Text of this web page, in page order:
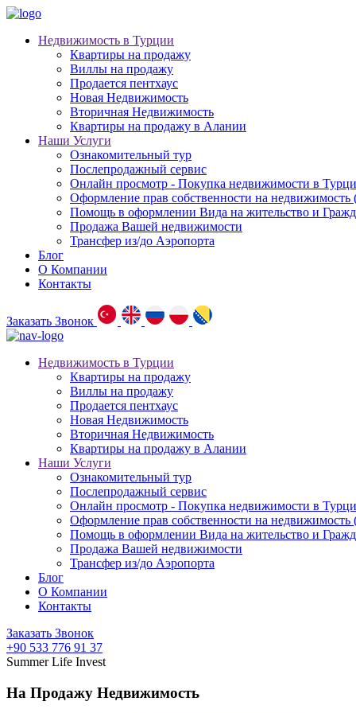
Недвижимость в Турции
Квартиры на продажу
Виллы на продажу
Продается пентхаус
Новая Недвижимость
Вторичная Недвижимость
Квартиры на продажу в Алании
Наши Услуги
Ознакомительный тур
Послепродажный сервис
Онлайн просмотр - Покупка недвижимости в
Оформление прав собственности на
Помощь в оформлении Вида на жительство и
Продажа Вашей недвижимости
Трансфер из/до Аэропорта
Блог
О Компании
Контакты
Заказать Звонок
Недвижимость в Турции
Квартиры на продажу
Виллы на продажу
Продается пентхаус
Новая Недвижимость
Вторичная Недвижимость
Квартиры на продажу в Алании
Наши Услуги
Ознакомительный тур
Послепродажный сервис
Онлайн просмотр - Покупка недвижимости в
Оформление прав собственности на
Помощь в оформлении Вида на жительство и
Продажа Вашей недвижимости
Трансфер из/до Аэропорта
Блог
О Компании
Контакты
Заказать Звонок
+90 533 776 91 37
Summer Life Invest
На Продажу Недвижимость